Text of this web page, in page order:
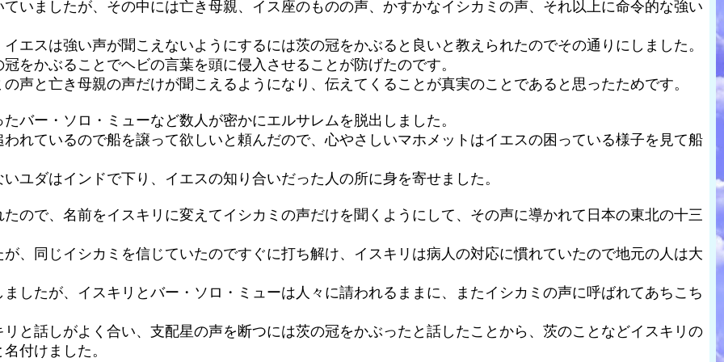
いましたが、その中には亡き母親、イス座のものの声、かすかなイシカミの声、それ以上に命令的な強い
エスは強い声が聞こえないようにするには茨の冠をかぶると良いと教えられたのでその通りにしました。
をかぶることでヘビの言葉を頭に侵入させることが防げたのです。
声と亡き母親の声だけが聞こえるようになり、伝えてくることが真実のことであると思ったためです。
バー・ソロ・ミューなど数人が密かにエルサレムを脱出しました。
れているので船を譲って欲しいと頼んだので、心やさしいマホメットはイエスの困っている様子を見て船
ユダはインドで下り、イエスの知り合いだった人の所に身を寄せました。
ので、名前をイスキリに変えてイシカミの声だけを聞くようにして、その声に導かれて日本の東北の十三
、同じイシカミを信じていたのですぐに打ち解け、イスキリは病人の対応に慣れていたので地元の人は大
したが、イスキリとバー・ソロ・ミューは人々に請われるままに、またイシカミの声に呼ばれてあちこち
と話しがよく合い、支配星の声を断つには茨の冠をかぶったと話したことから、茨のことなどイスキリの
付けました。